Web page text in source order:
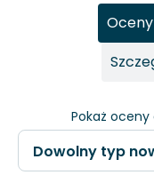
Pokaż